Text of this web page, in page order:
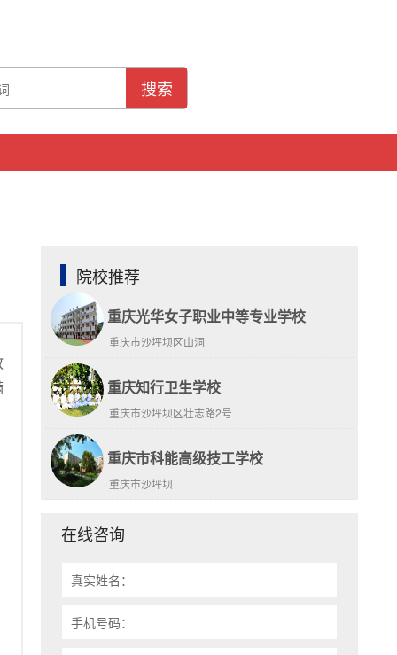
搜索
院校推荐
重庆光华女子职业中等专业学校
重庆市沙坪坝区山洞
重庆知行卫生学校
重庆市沙坪坝区壮志路2号
重庆市科能高级技工学校
重庆市沙坪坝
在线咨询
真实姓名：
手机号码：